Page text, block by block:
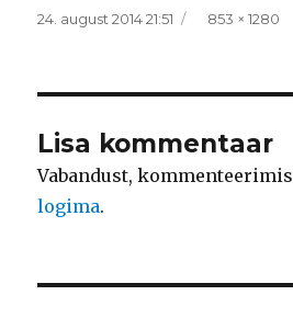
Postitatud
24. august 2014 21:51 Täissuurus
853 × 1280
Lisa kommentaar
Vabandust,
logima.